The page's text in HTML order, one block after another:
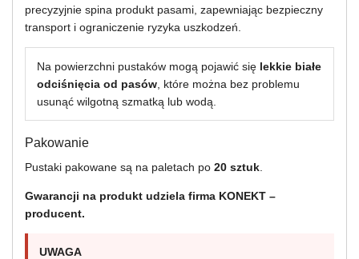
precyzyjnie spina produkt pasami, zapewniając bezpieczny
transport i ograniczenie ryzyka uszkodzeń.
Na powierzchni pustaków mogą pojawić się lekkie białe
odciśnięcia od pasów , które można bez problemu
usunąć wilgotną szmatką lub wodą.
Pakowanie
Pustaki pakowane są na paletach po 20 sztuk
Gwarancji na produkt udziela firma KONEKT –
producent.
UWAGA